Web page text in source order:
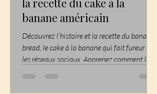
la recette du cake à la
banane américain
Découvrez l’histoire et la recette du banana
bread, le cake à la banane qui fait fureur sur
les réseaux sociaux. Apprenez comment le...